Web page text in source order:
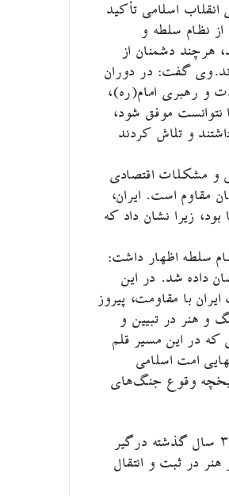
پیروزی انقلاب اسلامی تأکید
نظام سلطه و
هرچند دشمنان از
گفت: در دوران
و رهبری امام(ره)،
نتوانست موفق شود،
و تلاش کردند
اجتماعی و مشکلات اقتصادی
مقاوم است. ایران،
زیرا نشان داد که
سلطه اظهار داشت:
داده شد. در این
با مقاومت، پیروز
و هنر در تبیین و
که در این مسیر قلم
امت اسلامی
وقوع جنگ‌های
جنگ‌ها یکی از واقعیت‌های زندگی بشر است و در طول تاریخ، ایران در طی ۳۰۰ سال گذشته درگیر
در ثبت و انتقال